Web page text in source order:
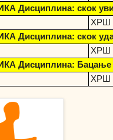
Дисциплина: скок
ХРШ
Дисциплина: скок
ХРШ
Дисциплина: Бацање
ХРШ